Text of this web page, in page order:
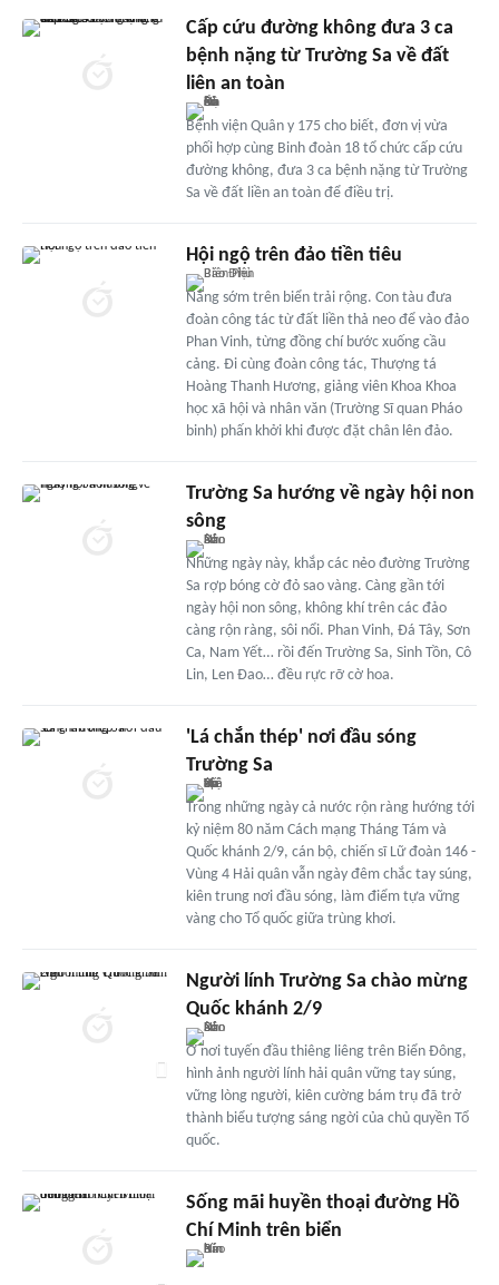
Cấp cứu đường không đưa 3 ca
bệnh nặng từ Trường Sa về đất
liên an toàn
Bệnh viện Quân y 175 cho biết, đơn vị vừa
phối hợp cùng Binh đoàn 18 tổ chức cấp cứu
đường không, đưa 3 ca bệnh nặng từ Trường
Sa về đất liền an toàn để điều trị.
Hội ngộ trên đảo tiền tiêu
Nắng sớm trên biển trải rộng. Con tàu đưa
đoàn công tác từ đất liền thả neo để vào đảo
Phan Vinh, từng đồng chí bước xuống cầu
cảng. Đi cùng đoàn công tác, Thượng tá
Hoàng Thanh Hương, giảng viên Khoa Khoa
học xã hội và nhân văn (Trường Sĩ quan Pháo
binh) phấn khởi khi được đặt chân lên đảo.
Trường Sa hướng về ngày hội non
sông
Những ngày này, khắp các nẻo đường Trường
Sa rợp bóng cờ đỏ sao vàng. Càng gần tới
ngày hội non sông, không khí trên các đảo
càng rộn ràng, sôi nổi. Phan Vinh, Đá Tây, Sơn
Ca, Nam Yết… rồi đến Trường Sa, Sinh Tồn, Cô
Lin, Len Đao… đều rực rỡ cờ hoa.
'Lá chắn thép' nơi đầu sóng
Trường Sa
Trong những ngày cả nước rộn ràng hướng tới
kỷ niệm 80 năm Cách mạng Tháng Tám và
Quốc khánh 2/9, cán bộ, chiến sĩ Lữ đoàn 146 -
Vùng 4 Hải quân vẫn ngày đêm chắc tay súng,
kiên trung nơi đầu sóng, làm điểm tựa vững
vàng cho Tổ quốc giữa trùng khơi.
Người lính Trường Sa chào mừng
Quốc khánh 2/9
Ở nơi tuyến đầu thiêng liêng trên Biển Đông,
hình ảnh người lính hải quân vững tay súng,
vững lòng người, kiên cường bám trụ đã trở
thành biểu tượng sáng ngời của chủ quyền Tổ
quốc.
Sống mãi huyền thoại đường Hồ
Chí Minh trên biển